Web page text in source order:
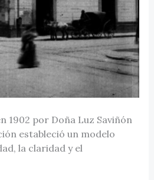
1902 por Doña Luz Saviñón
estableció un modelo
la claridad y el